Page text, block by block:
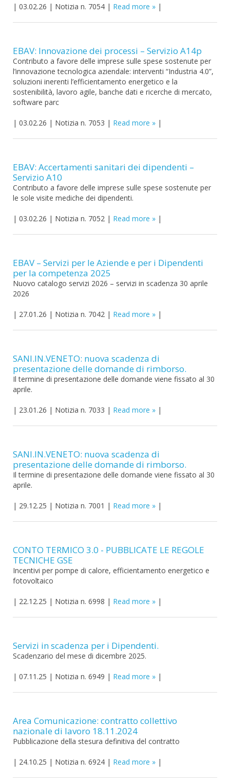
| 03.02.26 | Notizia n. 7054 | Read more |
EBAV: Innovazione dei processi – Servizio A14p
Contributo a favore delle imprese sulle spese sostenute per
l’innovazione tecnologica aziendale: interventi “Industria 4.0”,
soluzioni inerenti l’efficientamento energetico e la
sostenibilità, lavoro agile, banche dati e ricerche di mercato,
software parc
| 03.02.26 | Notizia n. 7053 | Read more |
EBAV: Accertamenti sanitari dei dipendenti –
Servizio A10
Contributo a favore delle imprese sulle spese sostenute per
le sole visite mediche dei dipendenti.
| 03.02.26 | Notizia n. 7052 | Read more |
EBAV – Servizi per le Aziende e per i Dipendenti
per la competenza 2025
Nuovo catalogo servizi 2026 – servizi in scadenza 30 aprile
2026
| 27.01.26 | Notizia n. 7042 | Read more |
SANI.IN.VENETO: nuova scadenza di
presentazione delle domande di rimborso.
Il termine di presentazione delle domande viene fissato al 30
aprile.
| 23.01.26 | Notizia n. 7033 | Read more |
SANI.IN.VENETO: nuova scadenza di
presentazione delle domande di rimborso.
Il termine di presentazione delle domande viene fissato al 30
aprile.
| 29.12.25 | Notizia n. 7001 | Read more |
CONTO TERMICO 3.0 - PUBBLICATE LE REGOLE
TECNICHE GSE
Incentivi per pompe di calore, efficientamento energetico e
fotovoltaico
| 22.12.25 | Notizia n. 6998 | Read more |
Servizi in scadenza per i Dipendenti.
Scadenzario del mese di dicembre 2025.
| 07.11.25 | Notizia n. 6949 | Read more |
Area Comunicazione: contratto collettivo
nazionale di lavoro 18.11.2024
Pubblicazione della stesura definitiva del contratto
| 24.10.25 | Notizia n. 6924 | Read more |